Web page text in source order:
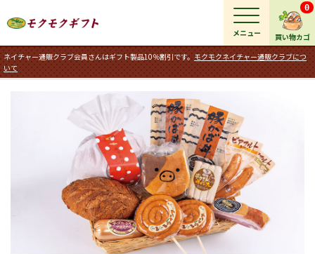
買い物カゴ
0
ネイチャー通販クラブ会員さんはギフト製品10％割引です。 モクモクネイチャー通販クラブにつ
いて
メニュー